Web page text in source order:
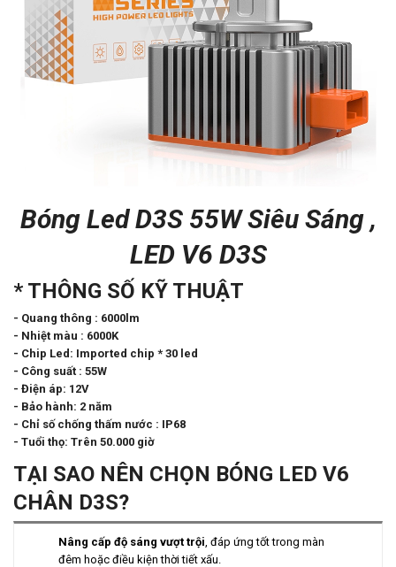
Bóng Led D3S 55W Siêu Sáng ,
LED V6 D3S
* THÔNG SỐ KỸ THUẬT
- Quang thông : 6000lm
- Nhiệt màu : 6000K
- Chip Led: Imported chip * 30 led
- Công suất : 55W
- Điện áp: 12V
- Bảo hành: 2 năm
- Chỉ số chống thấm nước : IP68
- Tuổi thọ: Trên 50.000 giờ
TẠI SAO NÊN CHỌN BÓNG LED V6
CHÂN D3S?
Nâng cấp độ sáng vượt trội, đáp ứng tốt trong màn
đêm hoặc điều kiện thời tiết xấu.